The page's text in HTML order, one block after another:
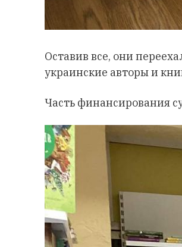
Оставив все, они
украинские авторы и
Часть финансирования